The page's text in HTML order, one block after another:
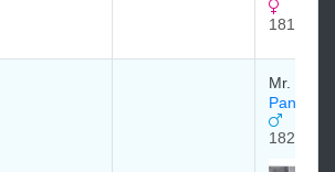
1817
Mr.
1824